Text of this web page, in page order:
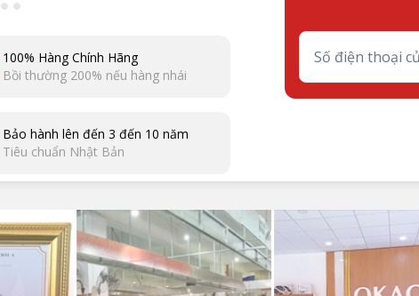
100% Hàng Chính Hãng
Bồi thường 200% nếu hàng nhái
Bảo hành lên đến 3 đến 10 năm
Tiêu chuẩn Nhật Bản